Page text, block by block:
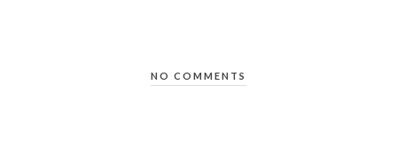
NO COMMENTS